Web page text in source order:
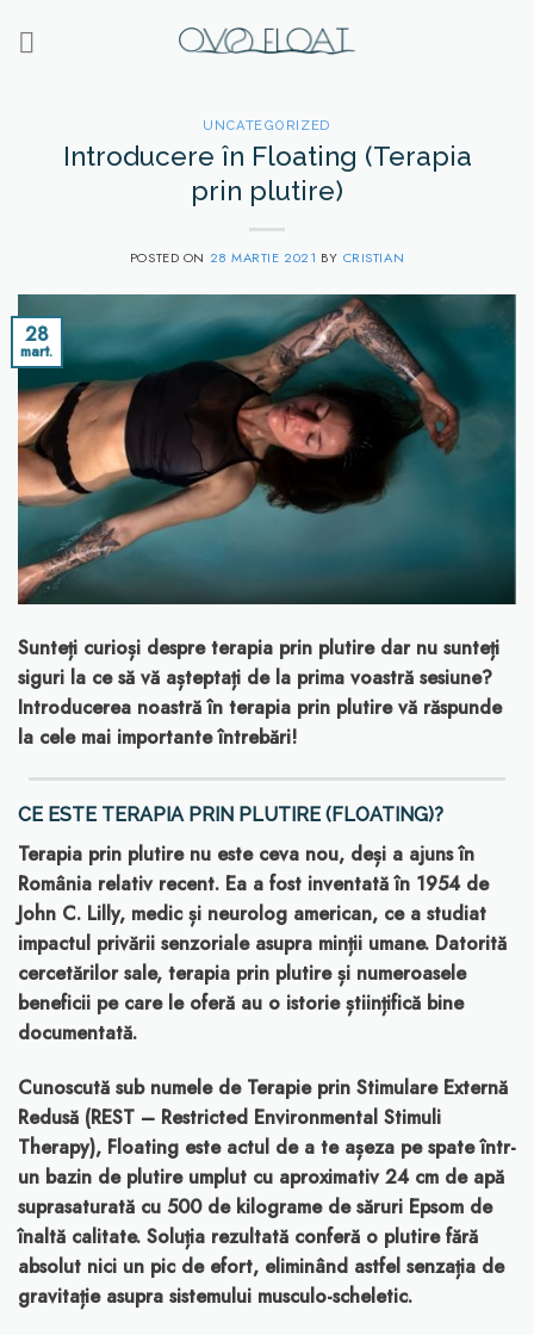
UNCATEGORIZED
Introducere în Floating (Terapia
prin plutire)
POSTED ON 28 MARTIE 2021 BY CRISTIAN
28
mart.
Sunteți curioși despre terapia prin plutire dar nu sunteți
siguri la ce să vă așteptați de la prima voastră sesiune?
Introducerea noastră în terapia prin plutire vă răspunde
la cele mai importante întrebări!
CE ESTE TERAPIA PRIN PLUTIRE (FLOATING)?
Terapia prin plutire nu este ceva nou, deși a ajuns în
România relativ recent. Ea a fost inventată în 1954 de
John C. Lilly, medic și neurolog american, ce a studiat
impactul privării senzoriale asupra minții umane. Datorită
cercetărilor sale, terapia prin plutire și numeroasele
beneficii pe care le oferă au o istorie științifică bine
documentată.
Cunoscută sub numele de Terapie prin Stimulare Externă
Redusă (REST – Restricted Environmental Stimuli
Therapy), Floating este actul de a te așeza pe spate într-
un bazin de plutire umplut cu aproximativ 24 cm de apă
suprasaturată cu 500 de kilograme de săruri Epsom de
înaltă calitate. Soluția rezultată conferă o plutire fără
absolut nici un pic de efort, eliminând astfel senzația de
gravitație asupra sistemului musculo-scheletic.